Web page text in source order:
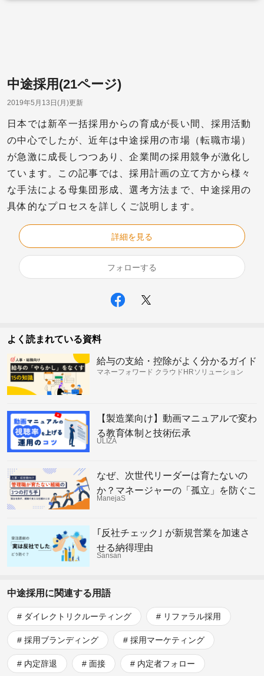
中途採用(21ページ)
2019年5月13日(月)更新
日本では新卒一括採用からの育成が長い間、採用活動
の中心でしたが、近年は中途採用の市場（転職市場）
が急激に成長しつつあり、企業間の採用競争が激化し
ています。この記事では、採用計画の立て方から様々
な手法による母集団形成、選考方法まで、中途採用の
具体的なプロセスを詳しくご説明します。
詳細を見る
フォローする
よく読まれている資料
給与の支給・控除がよく分かるガイド
マネーフォワード クラウドHRソリューション
【製造業向け】動画マニュアルで変わ
る教育体制と技術伝承
ULIZA
なぜ、次世代リーダーは育たないの
か？マネージャーの「孤立」を防ぐこ
れからの組織の仕組み
ManejaS
｢反社チェック｣ が新規営業を加速さ
せる納得理由
Sansan
中途採用に関連する用語
ダイレクトリクルーティング リファラル採用
採用ブランディング 採用マーケティング
内定辞退 面接 内定者フォロー